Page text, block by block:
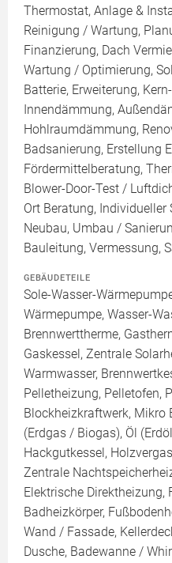
Thermostat, Anlage &
Reinigung / Wartung,
Finanzierung, Dach
Wartung / Optimierung,
Batterie, Erweiterung,
Innendämmung,
Hohlraumdämmung,
Badsanierung, Erstellung
Fördermittelberatung,
Blower-Door-Test /
Ort Beratung,
Neubau, Umbau /
Bauleitung, Vermessung,
GEBÄUDETEILE
Sole-Wasser-
Wärmepumpe, Wasser-
Brennwerttherme,
Gaskessel, Zentrale
Warmwasser,
Pelletheizung, Pelletofen,
Blockheizkraftwerk, Mikro
(Erdgas / Biogas), Öl
Hackgutkessel,
Zentrale
Elektrische Direktheizung,
Badheizkörper,
Wand / Fassade,
Dusche, Badewanne /